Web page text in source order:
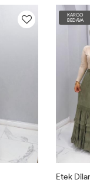
KARGO
BEDAVA
Etek